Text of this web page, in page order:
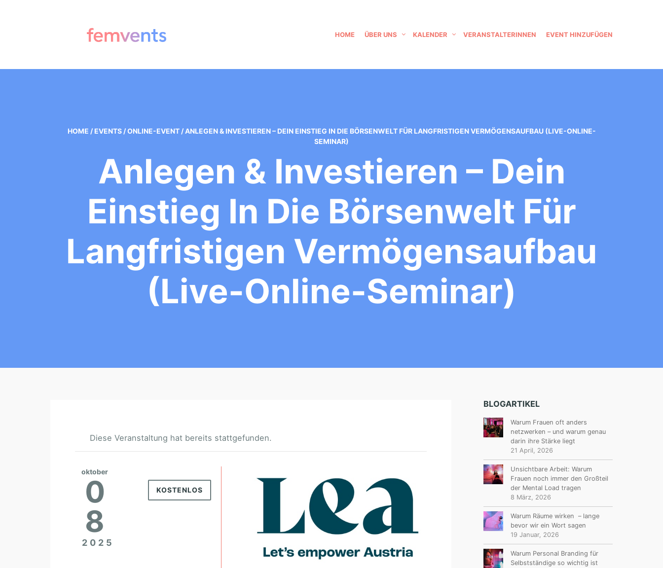
HOME ÜBER UNS KALENDER VERANSTALTERINNEN EVENT HINZUFÜGEN
HOME / EVENTS / ONLINE-EVENT / ANLEGEN & INVESTIEREN – DEIN EINSTIEG IN DIE BÖRSENWELT FÜR LANGFRISTIGEN VERMÖGENSAUFBAU (LIVE-ONLINE-
SEMINAR)
Anlegen & Investieren – Dein
Einstieg In Die Börsenwelt Für
Langfristigen Vermögensaufbau
(Live-Online-Seminar)
Diese Veranstaltung hat bereits stattgefunden.
oktober
0
8
2025
KOSTENLOS
BLOGARTIKEL
Warum Frauen oft anders
netzwerken – und warum genau
darin ihre Stärke liegt
21 April, 2026
Unsichtbare Arbeit: Warum
Frauen noch immer den Großteil
der Mental Load tragen
8 März, 2026
Warum Räume wirken – lange
bevor wir ein Wort sagen
19 Januar, 2026
Warum Personal Branding für
Selbstständige so wichtig ist